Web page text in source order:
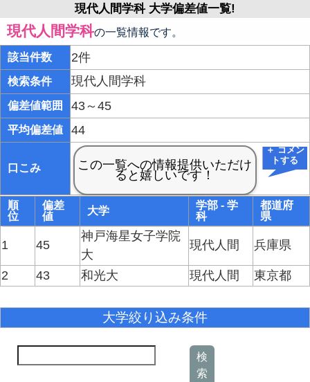
現代人間学科 大学偏差値一覧!
現代人間学科の一覧情報です。
該当件数 2件
検索条件 現代人間学科
偏差値範囲 43～45
平均偏差値 44
口こみ
＋ コメン
トする
順
位
偏差
値
大学
学部 - 学
科
都道府
県
1 45
神戸海星女子学院
大
現代人間 兵庫県
2 43 和光大 現代人間 東京都
大学絞り込み条件
検
索